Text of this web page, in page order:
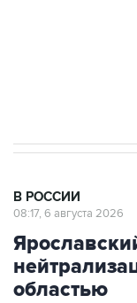
В РОССИИ
08:17, 6 августа 2026
областью